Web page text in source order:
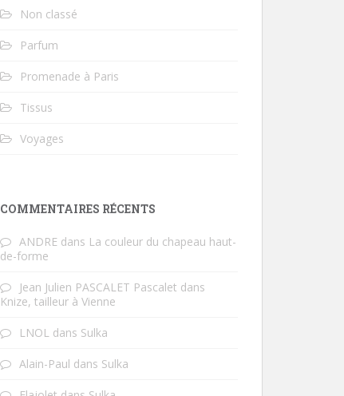
Non classé
Parfum
Promenade à Paris
Tissus
Voyages
COMMENTAIRES RÉCENTS
ANDRE dans La couleur du chapeau haut-
de-forme
Jean Julien PASCALET Pascalet dans
Knize, tailleur à Vienne
LNOL dans Sulka
Alain-Paul dans Sulka